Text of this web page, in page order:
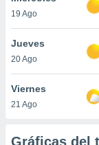
sitio
de
traten tus
en
interés
su
19 Ago
Jueves
20 Ago
Viernes
21 Ago
Gráficas del